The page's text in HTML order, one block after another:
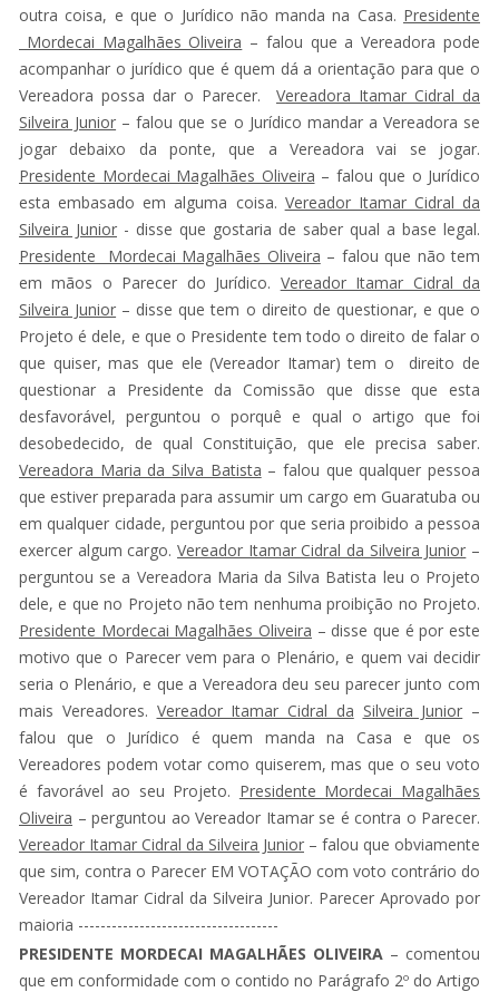
outra coisa, e que o Jurídico não manda na Casa. Presidente
Mordecai Magalhães Oliveira – falou que a Vereadora pode
acompanhar o jurídico que é quem dá a orientação para que o
Vereadora possa dar o Parecer. Vereadora Itamar Cidral da
Silveira Junior – falou que se o Jurídico mandar a Vereadora se
jogar debaixo da ponte, que a Vereadora vai se jogar.
Presidente Mordecai Magalhães Oliveira – falou que o Jurídico
esta embasado em alguma coisa. Vereador Itamar Cidral da
Silveira Junior - disse que gostaria de saber qual a base legal.
Presidente Mordecai Magalhães Oliveira – falou que não tem
em mãos o Parecer do Jurídico. Vereador Itamar Cidral da
Silveira Junior – disse que tem o direito de questionar, e que o
Projeto é dele, e que o Presidente tem todo o direito de falar o
que quiser, mas que ele (Vereador Itamar) tem o direito de
questionar a Presidente da Comissão que disse que esta
desfavorável, perguntou o porquê e qual o artigo que foi
desobedecido, de qual Constituição, que ele precisa saber.
Vereadora Maria da Silva Batista – falou que qualquer pessoa
que estiver preparada para assumir um cargo em Guaratuba ou
em qualquer cidade, perguntou por que seria proibido a pessoa
exercer algum cargo. Vereador Itamar Cidral da Silveira Junior –
perguntou se a Vereadora Maria da Silva Batista leu o Projeto
dele, e que no Projeto não tem nenhuma proibição no Projeto.
Presidente Mordecai Magalhães Oliveira – disse que é por este
motivo que o Parecer vem para o Plenário, e quem vai decidir
seria o Plenário, e que a Vereadora deu seu parecer junto com
mais Vereadores. Vereador Itamar Cidral da Silveira Junior –
falou que o Jurídico é quem manda na Casa e que os
Vereadores podem votar como quiserem, mas que o seu voto
é favorável ao seu Projeto. Presidente Mordecai Magalhães
Oliveira – perguntou ao Vereador Itamar se é contra o Parecer.
Vereador Itamar Cidral da Silveira Junior – falou que obviamente
que sim, contra o Parecer EM VOTAÇÃO com voto contrário do
Vereador Itamar Cidral da Silveira Junior. Parecer Aprovado por
maioria ------------------------------------
PRESIDENTE MORDECAI MAGALHÃES OLIVEIRA – comentou
que em conformidade com o contido no Parágrafo 2º do Artigo